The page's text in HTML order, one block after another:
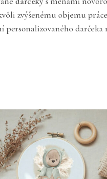
zvýšenému objemu